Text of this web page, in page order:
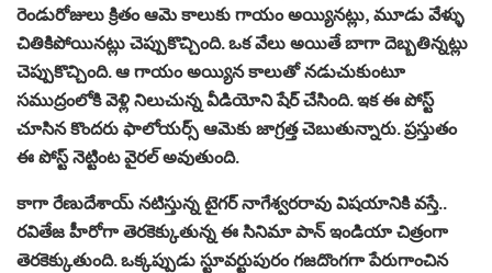
రెండురోజులు క్రితం ఆమె కాలుకు గాయం అయ్యినట్లు, మూడు వేళ్ళు
చితికిపోయినట్లు చెప్పుకొచ్చింది. ఒక వేలు అయితే బాగా దెబ్బతిన్నట్లు
చెప్పుకొచ్చింది. ఆ గాయం అయ్యిన కాలుతో నడుచుకుంటూ
సముద్రంలోకి వెళ్లి నిలుచున్న వీడియోని షేర్ చేసింది. ఇక ఈ పోస్ట్
చూసిన కొందరు ఫాలోయర్స్ ఆమెకు జాగ్రత్త చెబుతున్నారు. ప్రస్తుతం
ఈ పోస్ట్ నెట్టింట వైరల్ అవుతుంది.
కాగా రేణుదేశాయ్ నటిస్తున్న టైగర్ నాగేశ్వరరావు విషయానికి వస్తే..
రవితేజ హీరోగా తెరకెక్కుతున్న ఈ సినిమా పాన్ ఇండియా చిత్రంగా
తెరకెక్కుతుంది. ఒక్కప్పుడు స్టూవర్టుపురం గజదొంగగా పేరుగాంచిన